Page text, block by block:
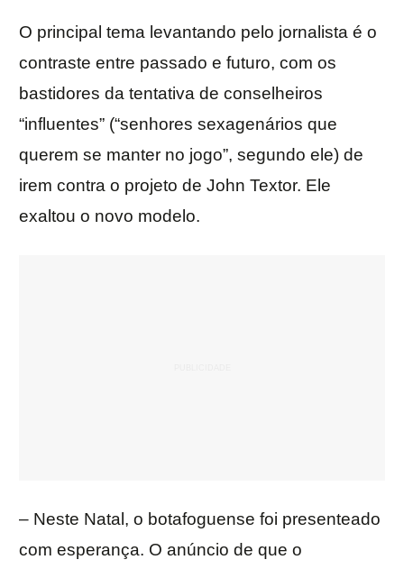
O principal tema levantando pelo jornalista é o
contraste entre passado e futuro, com os
bastidores da tentativa de conselheiros
“influentes” (“senhores sexagenários que
querem se manter no jogo”, segundo ele) de
irem contra o projeto de John Textor. Ele
exaltou o novo modelo.
– Neste Natal, o botafoguense foi presenteado
com esperança. O anúncio de que o